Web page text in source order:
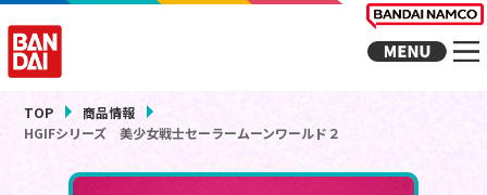
TOP
商品情報
HGIFシリーズ 美少女戦士セーラームーンワールド２